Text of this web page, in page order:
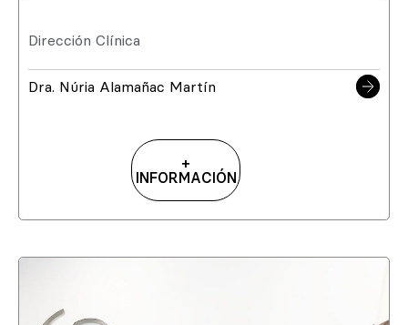
Dirección Clínica
Dra. Núria Alamañac Martín
+
INFORMACIÓN